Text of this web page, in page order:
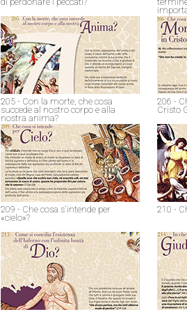
205 - Con la morte, che cosa
succede al nostro corpo e alla
nostra anima?
206 -
Cristo
209 - Che cosa s'intende per
«cielo»?
210 -